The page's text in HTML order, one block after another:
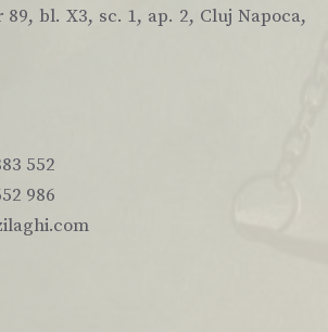
bl. X3, sc. 1, ap. 2, Cluj Napoca,
552
986